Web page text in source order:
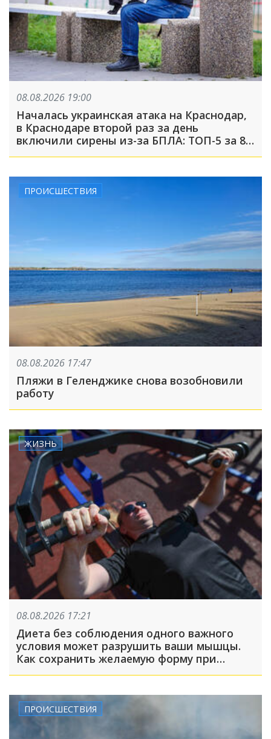
08.08.2026 19:00
Началась украинская атака на Краснодар,
в Краснодаре второй раз за день
включили сирены из-за БПЛА: ТОП-5 за 8
августа
ПРОИСШЕСТВИЯ
08.08.2026 17:47
Пляжи в Геленджике снова возобновили
работу
ЖИЗНЬ
08.08.2026 17:21
Диета без соблюдения одного важного
условия может разрушить ваши мышцы.
Как сохранить желаемую форму при
похудении?
ПРОИСШЕСТВИЯ